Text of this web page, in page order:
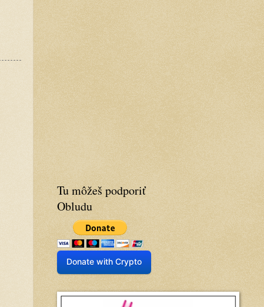
Tu môžeš podporiť
Obludu
Donate with Crypto